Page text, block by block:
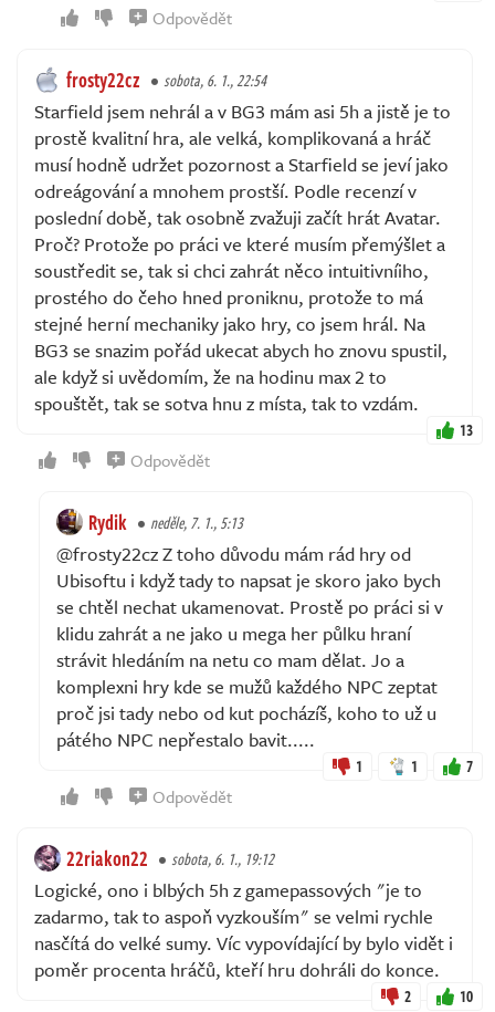
Odpovědět
frosty22cz sobota, 6. 1., 22:54
Starfield jsem nehrál a v BG3 mám asi 5h a jistě je to
prostě kvalitní hra, ale velká, komplikovaná a hráč
musí hodně udržet pozornost a Starfield se jeví jako
odreágování a mnohem prostší. Podle recenzí v
poslední době, tak osobně zvažuji začít hrát Avatar.
Proč? Protože po práci ve které musím přemýšlet a
soustředit se, tak si chci zahrát něco intuitivníiho,
prostého do čeho hned proniknu, protože to má
stejné herní mechaniky jako hry, co jsem hrál. Na
BG3 se snazim pořád ukecat abych ho znovu spustil,
ale když si uvědomím, že na hodinu max 2 to
spouštět, tak se sotva hnu z místa, tak to vzdám.
13
Odpovědět
Rydik neděle, 7. 1., 5:13
@frosty22cz Z toho důvodu mám rád hry od
Ubisoftu i když tady to napsat je skoro jako bych
se chtěl nechat ukamenovat. Prostě po práci si v
klidu zahrát a ne jako u mega her půlku hraní
strávit hledáním na netu co mam dělat. Jo a
komplexni hry kde se mužů každého NPC zeptat
proč jsi tady nebo od kut pocházíš, koho to už u
pátého NPC nepřestalo bavit.....
1 1 7
Odpovědět
22riakon22 sobota, 6. 1., 19:12
Logické, ono i blbých 5h z gamepassových "je to
zadarmo, tak to aspoň vyzkouším" se velmi rychle
nasčítá do velké sumy. Víc vypovídající by bylo vidět i
poměr procenta hráčů, kteří hru dohráli do konce.
2 10